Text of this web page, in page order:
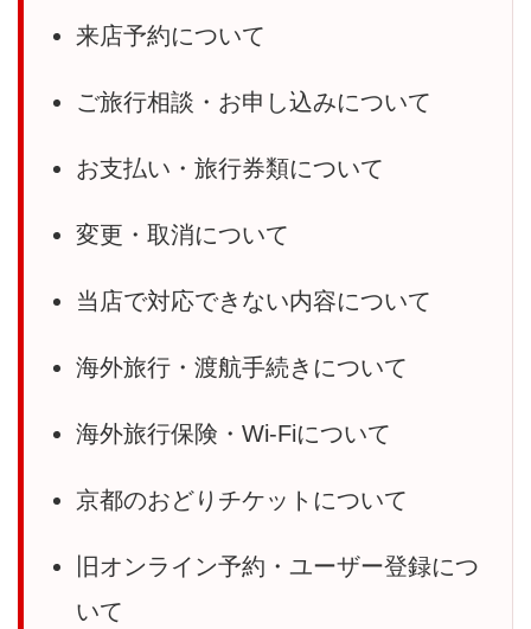
来店予約について
ご旅行相談・お申し込みについて
お支払い・旅行券類について
変更・取消について
当店で対応できない内容について
海外旅行・渡航手続きについて
海外旅行保険・Wi-Fiについて
京都のおどりチケットについて
旧オンライン予約・ユーザー登録につ
いて